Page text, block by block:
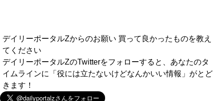
デイリーポータルZからのお願い 買って良かったものを教え
てください
デイリーポータルZのTwitterをフォローすると、あなたのタ
イムラインに「役には立たないけどなんかいい情報」がとど
きます！